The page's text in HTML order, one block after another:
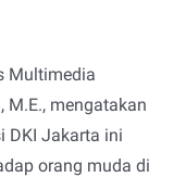
Multimedia
M.E., mengatakan
DKI Jakarta ini
orang muda di